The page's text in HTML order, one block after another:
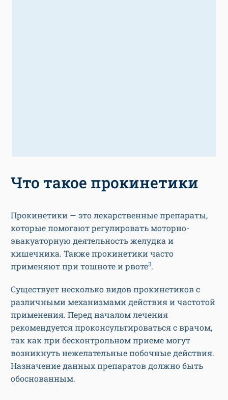
Что такое прокинетики
Прокинетики — это лекарственные препараты,
которые помогают регулировать моторно-
эвакуаторную деятельность желудка и
кишечника. Также прокинетики часто
применяют при тошноте и рвоте3.
Существует несколько видов прокинетиков с
различными механизмами действия и частотой
применения. Перед началом лечения
рекомендуется проконсультироваться с врачом,
так как при бесконтрольном приеме могут
возникнуть нежелательные побочные действия.
Назначение данных препаратов должно быть
обоснованным.